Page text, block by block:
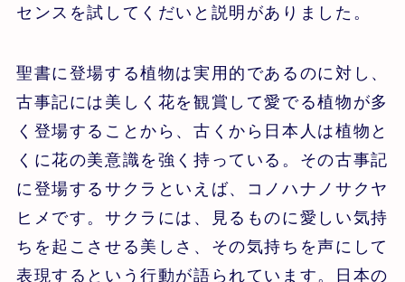
センスを試してくだいと説明がありました。
聖書に登場する植物は実用的であるのに対し、
古事記には美しく花を観賞して愛でる植物が多
く登場することから、古くから日本人は植物と
くに花の美意識を強く持っている。その古事記
に登場するサクラといえば、コノハナノサクヤ
ヒメです。サクラには、見るものに愛しい気持
ちを起こさせる美しさ、その気持ちを声にして
表現するという行動が語られています。日本の